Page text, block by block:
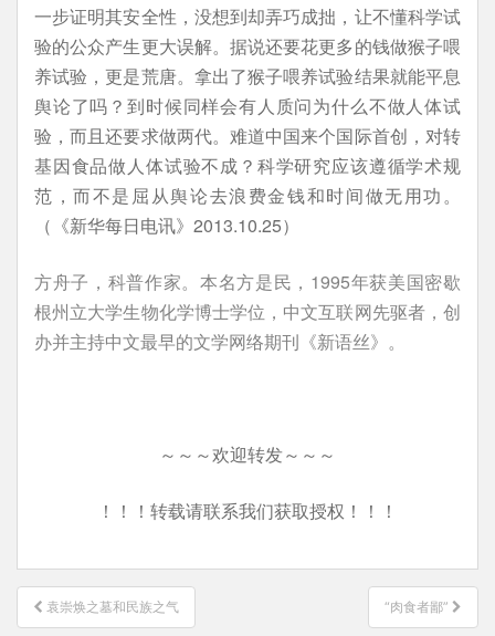
一步证明其安全性，没想到却弄巧成拙，让不懂科学试
验的公众产生更大误解。据说还要花更多的钱做猴子喂
养试验，更是荒唐。拿出了猴子喂养试验结果就能平息
舆论了吗？到时候同样会有人质问为什么不做人体试
验，而且还要求做两代。难道中国来个国际首创，对转
基因食品做人体试验不成？科学研究应该遵循学术规
范，而不是屈从舆论去浪费金钱和时间做无用功。
（《新华每日电讯》2013.10.25）
方舟子，科普作家。本名方是民，1995年获美国密歇
根州立大学生物化学博士学位，中文互联网先驱者，创
办并主持中文最早的文学网络期刊《新语丝》。
～～～欢迎转发～～～
！！！转载请联系我们获取授权！！！
文
章
袁崇焕之墓和民族之气 “肉食者鄙”